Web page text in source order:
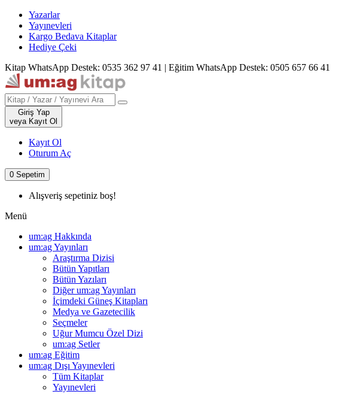
Yazarlar
Yayınevleri
Kargo Bedava Kitaplar
Hediye Çeki
Kitap WhatsApp Destek: 0535 362 97 41 | Eğitim WhatsApp Destek: 0505 657 66 41
Giriş Yap
veya Kayıt Ol
Kayıt Ol
Oturum Aç
0 Sepetim
Alışveriş sepetiniz boş!
Menü
um:ag Hakkında
um:ag Yayınları
Araştırma Dizisi
Bütün Yapıtları
Bütün Yazıları
Diğer um:ag Yayınları
İçimdeki Güneş Kitapları
Medya ve Gazetecilik
Seçmeler
Uğur Mumcu Özel Dizi
um:ag Setler
um:ag Eğitim
um:ag Dışı Yayınevleri
Tüm Kitaplar
Yayınevleri